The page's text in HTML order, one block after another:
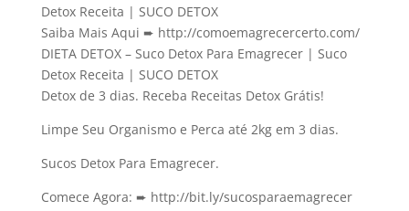
Detox Receita | SUCO DETOX
Saiba Mais Aqui ➨ http://comoemagrecercerto.com/
DIETA DETOX – Suco Detox Para Emagrecer | Suco
Detox Receita | SUCO DETOX
Detox de 3 dias. Receba Receitas Detox Grátis!
Limpe Seu Organismo e Perca até 2kg em 3 dias.
Sucos Detox Para Emagrecer.
Comece Agora: ➨ http://bit.ly/sucosparaemagrecer